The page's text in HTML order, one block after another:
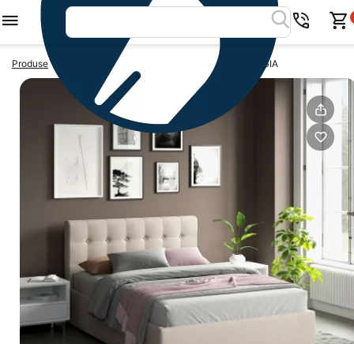
Produse Paturi tapitate 140x200 Pat tapitat GEORGIA